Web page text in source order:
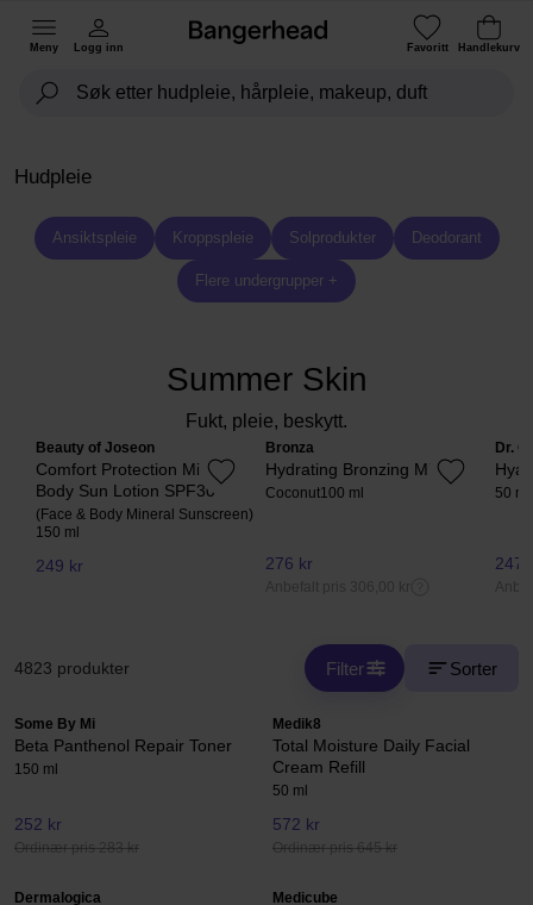
Meny Logg inn Favoritt Handlekurv
Hudpleie
Ansiktspleie Kroppspleie Solprodukter Deodorant
Flere undergrupper +
Summer Skin
Fukt, pleie, beskytt.
Beauty of Joseon
Comfort Protection Mineral
Body Sun Lotion SPF30
(Face & Body Mineral Sunscreen)
150 ml
249 kr
Bronza
Hydrating Bronzing Mist
Coconut100 ml
276 kr
Anbefalt pris 306,00 kr
Dr.
50 ml
4823 produkter Filter Sorter
Some By Mi
Beta Panthenol Repair Toner
150 ml
252 kr
Ordinær pris 283 kr
Medik8
Total Moisture Daily Facial
Cream Refill
50 ml
572 kr
Ordinær pris 645 kr
Dermalogica Medicube